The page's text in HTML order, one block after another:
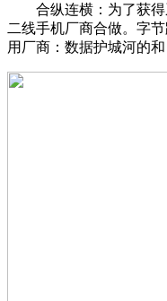
合纵连横：为了获得
二线手机厂商合做。字
用厂商：数据护城河的和